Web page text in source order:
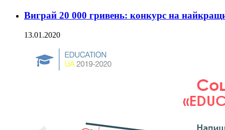
Виграй 20 000 гривень: конкурс на
13.01.2020